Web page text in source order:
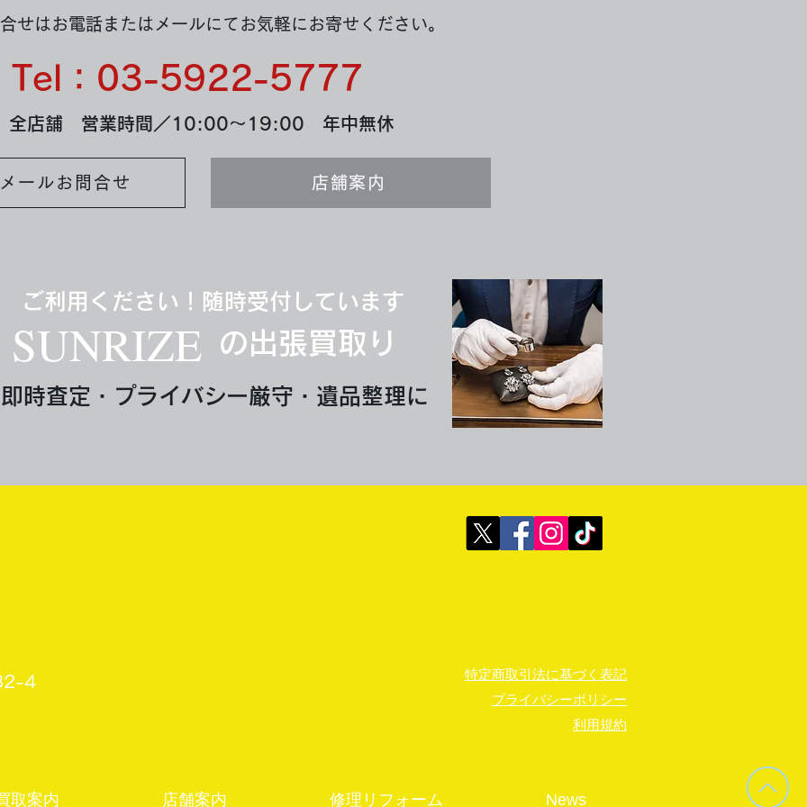
せはお電話またはメールにてお気軽にお寄せください。
Tel：03-5922-5777
全店舗 営業時間／10:00～19:00 年中無休
メールお問合せ 店舗案内
ご利用ください！随時受付しています
SUNRIZE の出張買取り
即時査定・プライバシー厳守・遺品整理に
4
特定商取引法に基づく表記
プライバシーポリシー
利用規約
取案内 店舗案内 修理リフォーム News